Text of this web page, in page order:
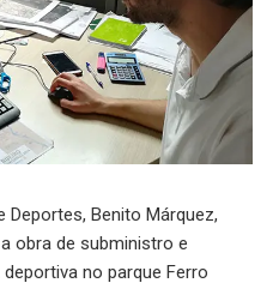
Deportes, Benito Márquez,
obra de subministro e
no parque Ferro